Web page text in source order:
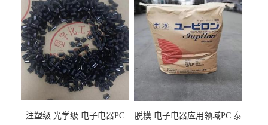
用料
注塑级 光学级 电子电器PC 脱模 电子电器应用领域PC 泰